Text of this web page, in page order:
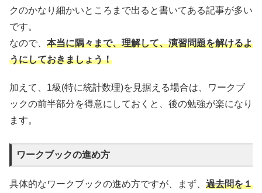
クのかなり細かいところまで出ると書いてある記事が多い
です。
なので、 本当に隅々まで、理解して、演習問題を解けるよ
うにしておきましょう！
加えて、1級(特に統計数理)を見据える場合は、ワークブ
ックの前半部分を得意にしておくと、後の勉強が楽になり
ます。
ワークブックの進め方
具体的なワークブックの進め方ですが、まず、 過去問を１